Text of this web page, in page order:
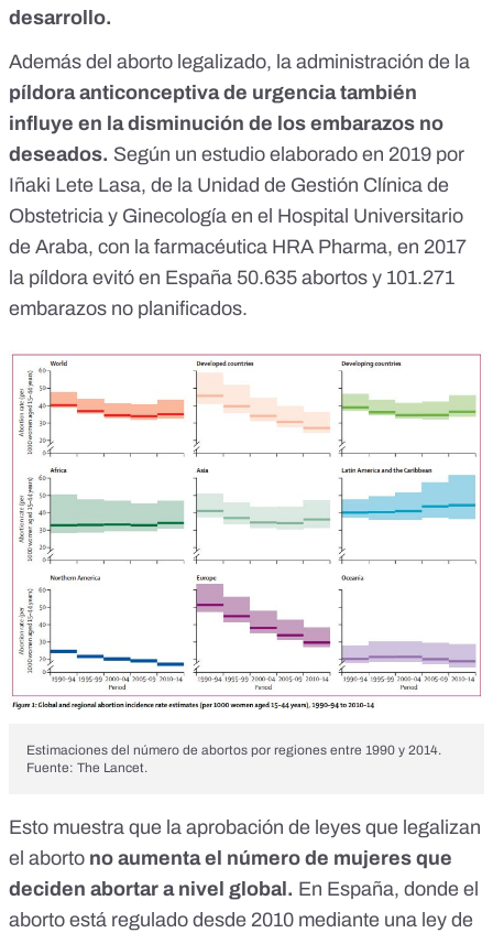
desarrollo.
Además del aborto legalizado, la administración de la
píldora anticonceptiva de urgenciatambién
influye en la disminución de los embarazos no
deseados. Según un estudio elaborado en 2019 por
Iñaki Lete Lasa, de la Unidad de Gestión Clínica de
Obstetricia y Ginecología en el Hospital Universitario
de Araba, con la farmacéutica HRA Pharma, en 2017
la píldora evitó en España 50.635 abortos y 101.271
embarazos no planificados.
Estimaciones del número de abortos por regiones entre 1990 y 2014.
Fuente: The Lancet.
Esto muestra que la aprobación de leyes que legalizan
el aborto no aumenta el número de mujeres que
deciden abortar a nivel global. En España, donde el
aborto está regulado desde 2010 mediante una ley de